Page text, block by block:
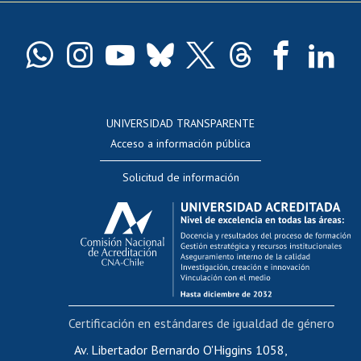
Docentes
Evaluación docente
Calificación académica
Postulación al AUCAI
Funcionarias/os
Cursos internos de capacitación
Bienestar del personal
Portal de movilidad interna
Certificado de renta
UNIVERSIDAD TRANSPARENTE
Acceso a información pública
Solicitud de información
Av. Libertador Bernardo O'Higgins 1058,
Certificación en estándares de igualdad de género